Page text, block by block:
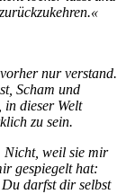
nur verstand.
Scham und
in dieser Welt
zu sein.
Nicht, weil sie mir
gespiegelt hat:
darfst dir selbst